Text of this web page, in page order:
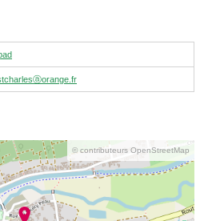
© contributeurs OpenStreetMap